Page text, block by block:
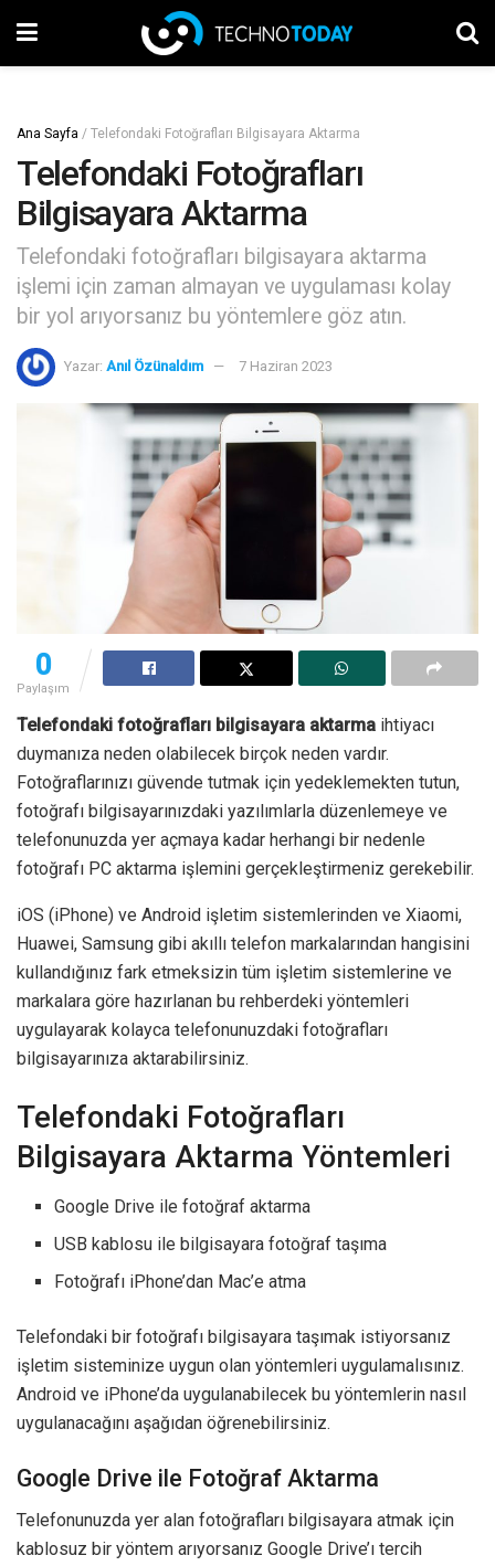
Ana Sayfa / Telefondaki Fotoğrafları Bilgisayara Aktarma
Telefondaki Fotoğrafları
Bilgisayara Aktarma
Telefondaki fotoğrafları bilgisayara aktarma
işlemi için zaman almayan ve uygulaması kolay
bir yol arıyorsanız bu yöntemlere göz atın.
Yazar: Anıl Özünaldım 7 Haziran 2023
0
Paylaşım
Telefondaki fotoğrafları bilgisayara aktarma ihtiyacı
duymanıza neden olabilecek birçok neden vardır.
Fotoğraflarınızı güvende tutmak için yedeklemekten tutun,
fotoğrafı bilgisayarınızdaki yazılımlarla düzenlemeye ve
telefonunuzda yer açmaya kadar herhangi bir nedenle
fotoğrafı PC aktarma işlemini gerçekleştirmeniz gerekebilir.
iOS (iPhone) ve Android işletim sistemlerinden ve Xiaomi,
Huawei, Samsung gibi akıllı telefon markalarından hangisini
kullandığınız fark etmeksizin tüm işletim sistemlerine ve
markalara göre hazırlanan bu rehberdeki yöntemleri
uygulayarak kolayca telefonunuzdaki fotoğrafları
bilgisayarınıza aktarabilirsiniz.
Telefondaki Fotoğrafları
Bilgisayara Aktarma Yöntemleri
Google Drive ile fotoğraf aktarma
USB kablosu ile bilgisayara fotoğraf taşıma
Fotoğrafı iPhone’dan Mac’e atma
Telefondaki bir fotoğrafı bilgisayara taşımak istiyorsanız
işletim sisteminize uygun olan yöntemleri uygulamalısınız.
Android ve iPhone’da uygulanabilecek bu yöntemlerin nasıl
uygulanacağını aşağıdan öğrenebilirsiniz.
Google Drive ile Fotoğraf Aktarma
Telefonunuzda yer alan fotoğrafları bilgisayara atmak için
kablosuz bir yöntem arıyorsanız Google Drive’ı tercih